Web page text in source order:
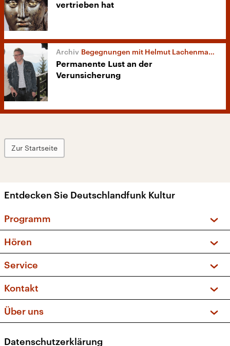
vertrieben hat
Begegnungen mit Helmut Lachenmann (4/4)
Permanente Lust an der
Verunsicherung
Zur Startseite
Entdecken Sie Deutschlandfunk Kultur
Programm
Sendungen und Podcasts
Musikliste
Kakadu – Das Kinderprogramm
Hören
Frequenzen (UKW + DAB+)
Service
FAQ
Apps
Newsletter
Kontakt
Social Media
Über uns
Datenschutzerklärung